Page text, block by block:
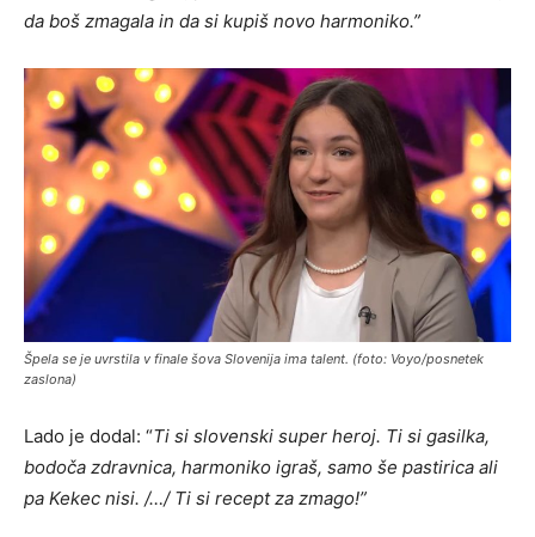
da boš zmagala in da si kupiš novo harmoniko.”
Špela se je uvrstila v finale šova Slovenija ima talent. (foto: Voyo/posnetek
zaslona)
Lado je dodal: “Ti si slovenski super heroj. Ti si gasilka,
bodoča zdravnica, harmoniko igraš, samo še pastirica ali
pa Kekec nisi. /…/ Ti si recept za zmago!”